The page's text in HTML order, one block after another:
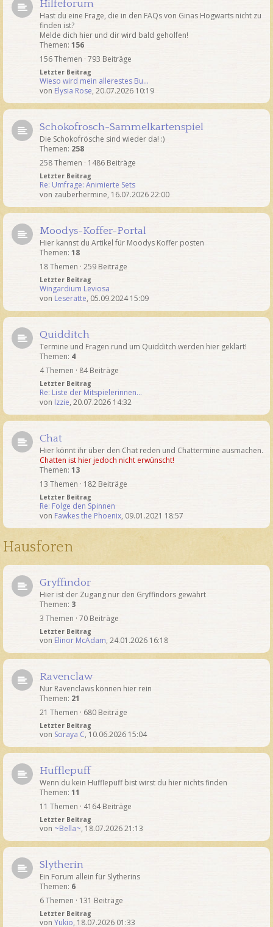
Hilfeforum
Hast du eine Frage, die in den FAQs von Ginas Hogwarts nicht zu
finden ist?
Melde dich hier und dir wird bald geholfen!
Themen: 156
156 Themen · 793 Beiträge
Letzter Beitrag
Wieso wird mein allerestes Bu…
von Elysia Rose, 20.07.2026 10:19
Schokofrosch-Sammelkartenspiel
Die Schokofrösche sind wieder da! :)
Themen: 258
258 Themen · 1486 Beiträge
Letzter Beitrag
Re: Umfrage: Animierte Sets
von zauberhermine, 16.07.2026 22:00
Moodys-Koffer-Portal
Hier kannst du Artikel für Moodys Koffer posten
Themen: 18
18 Themen · 259 Beiträge
Letzter Beitrag
Wingardium Leviosa
von Leseratte, 05.09.2024 15:09
Quidditch
Termine und Fragen rund um Quidditch werden hier geklärt!
Themen: 4
4 Themen · 84 Beiträge
Letzter Beitrag
Re: Liste der Mitspielerinnen…
von Izzie, 20.07.2026 14:32
Chat
Hier könnt ihr über den Chat reden und Chattermine ausmachen.
Chatten ist hier jedoch nicht erwünscht!
Themen: 13
13 Themen · 182 Beiträge
Letzter Beitrag
Re: Folge den Spinnen
von Fawkes the Phoenix, 09.01.2021 18:57
Hausforen
Gryffindor
Hier ist der Zugang nur den Gryffindors gewährt
Themen: 3
3 Themen · 70 Beiträge
Letzter Beitrag
von Elinor McAdam, 24.01.2026 16:18
Ravenclaw
Nur Ravenclaws können hier rein
Themen: 21
21 Themen · 680 Beiträge
Letzter Beitrag
von Soraya C, 10.06.2026 15:04
Hufflepuff
Wenn du kein Hufflepuff bist wirst du hier nichts finden
Themen: 11
11 Themen · 4164 Beiträge
Letzter Beitrag
von ~Bella~, 18.07.2026 21:13
Slytherin
Ein Forum allein für Slytherins
Themen: 6
6 Themen · 131 Beiträge
Letzter Beitrag
von Yukio, 18.07.2026 01:33